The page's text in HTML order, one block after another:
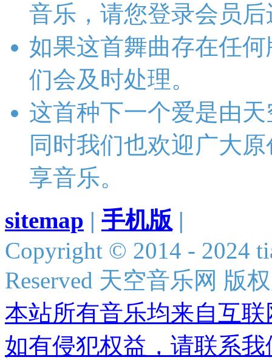
音乐，请您登录会员
如果这首舞曲存在任
们会及时处理。
这首种下一个爱是由
同时我们也欢迎广大
享音乐。
sitemap | 手机版 |
Copyright © 2014 - 2024
Reserved 天空音乐网 版
本站所有音乐均来自互
如有侵犯权益，请联系